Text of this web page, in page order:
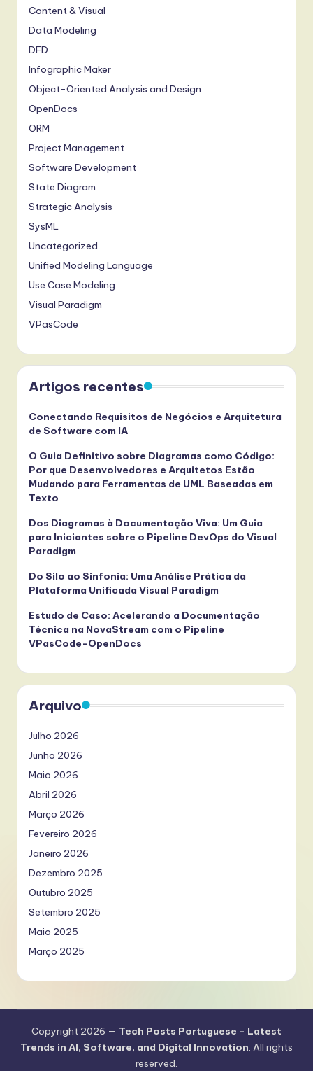
Content & Visual
Data Modeling
DFD
Infographic Maker
Object-Oriented Analysis and Design
OpenDocs
ORM
Project Management
Software Development
State Diagram
Strategic Analysis
SysML
Uncategorized
Unified Modeling Language
Use Case Modeling
Visual Paradigm
VPasCode
Artigos recentes
Conectando Requisitos de Negócios e Arquitetura
de Software com IA
O Guia Definitivo sobre Diagramas como Código:
Por que Desenvolvedores e Arquitetos Estão
Mudando para Ferramentas de UML Baseadas em
Texto
Dos Diagramas à Documentação Viva: Um Guia
para Iniciantes sobre o Pipeline DevOps do Visual
Paradigm
Do Silo ao Sinfonia: Uma Análise Prática da
Plataforma Unificada Visual Paradigm
Estudo de Caso: Acelerando a Documentação
Técnica na NovaStream com o Pipeline
VPasCode-OpenDocs
Arquivo
Julho 2026
Junho 2026
Maio 2026
Abril 2026
Março 2026
Fevereiro 2026
Janeiro 2026
Dezembro 2025
Outubro 2025
Setembro 2025
Maio 2025
Março 2025
Copyright 2026 — Tech Posts Portuguese - Latest
Trends in AI, Software, and Digital Innovation. All rights
reserved.